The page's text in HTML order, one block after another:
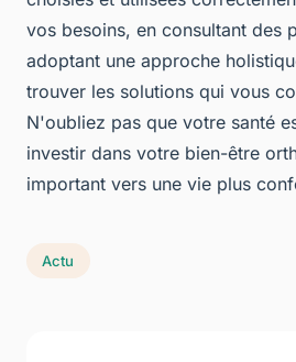
vos besoins, en consultant des
adoptant une approche
trouver les solutions qui vous
N'oubliez pas que votre santé
investir dans votre bien-être
important vers une vie plus
Actu